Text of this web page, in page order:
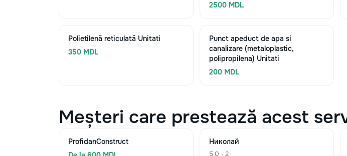
2500 MDL
Polietilenă reticulată Unitati
350 MDL
Punct apeduct de apa si
canalizare (metaloplastic,
polipropilena) Unitati
200 MDL
Meșteri care prestează acest
ProfidanConstruct
Николай
5.0 · 2